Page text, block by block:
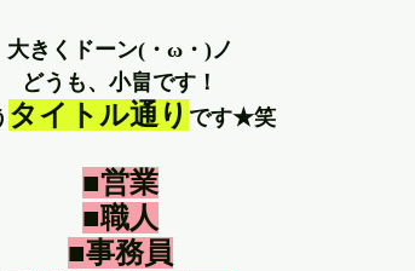
大きくドーン(・ω・)ノ
どうも、小畠です！
タイトル通り です★笑
■営業
■職人
■事務員